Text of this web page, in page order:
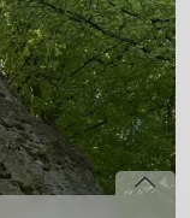
führte uns am
voller Erfolg: gut
im Café